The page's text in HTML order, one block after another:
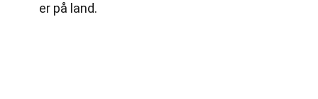
er på land.